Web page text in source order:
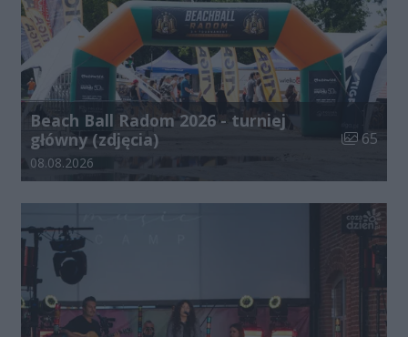
Beach Ball Radom 2026 - turniej
główny (zdjęcia)
Liczba
65
Data dodania galerii:
08.08.2026